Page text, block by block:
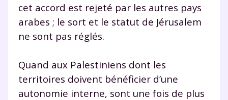
cet accord est rejeté par les autres pays
arabes ; le sort et le statut de Jérusalem
ne sont pas réglés.
Quand aux Palestiniens dont les
territoires doivent bénéficier d’une
autonomie interne, sont une fois de plus